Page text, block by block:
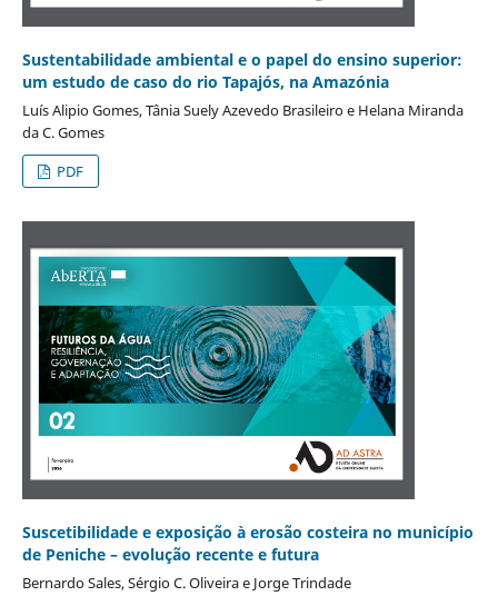
Sustentabilidade ambiental e o papel do ensino superior:
um estudo de caso do rio Tapajós, na Amazónia
Luís Alipio Gomes, Tânia Suely Azevedo Brasileiro e Helana Miranda
da C. Gomes
PDF
Suscetibilidade e exposição à erosão costeira no município
de Peniche – evolução recente e futura
Bernardo Sales, Sérgio C. Oliveira e Jorge Trindade